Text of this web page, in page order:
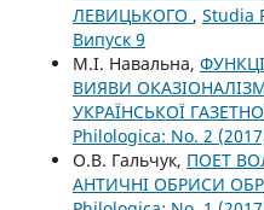
ЛЕВИЦЬКОГО , Studia
Випуск 9
М.І. Навальна,
ВИЯВИ
УКРАЇНСЬКОЇ
Philologica: No. 2
О.В. Гальчук, ПОЕТ
АНТИЧНІ ОБРИСИ